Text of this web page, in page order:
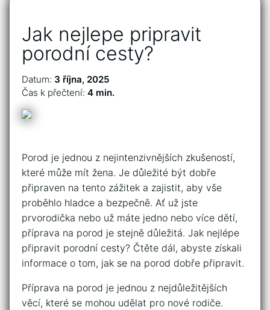
Jak nejlepe pripravit
porodní cesty?
Datum: 3 října, 2025
Čas k přečtení: 4 min.
Porod je jednou z nejintenzivnějších zkušeností,
které může mít žena. Je důležité být dobře
připraven na tento zážitek a zajistit, aby vše
proběhlo hladce a bezpečně. Ať už jste
prvorodička nebo už máte jedno nebo více dětí,
příprava na porod je stejně důležitá. Jak nejlépe
připravit porodní cesty? Čtěte dál, abyste získali
informace o tom, jak se na porod dobře připravit.
Příprava na porod je jednou z nejdůležitějších
věcí, které se mohou udělat pro nové rodiče.